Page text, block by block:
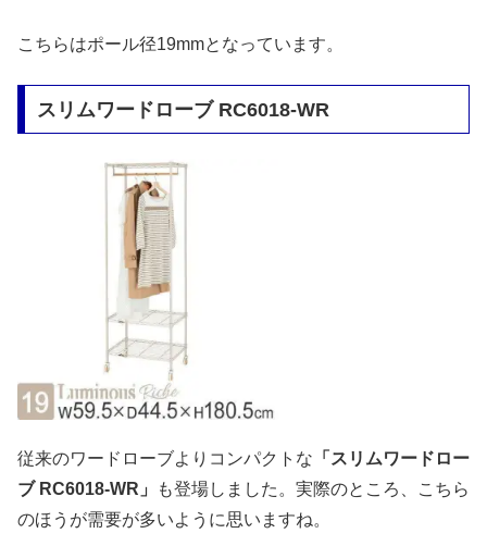
こちらはポール径19mmとなっています。
スリムワードローブ RC6018-WR
従来のワードローブよりコンパクトな 「スリムワードロー
ブ RC6018-WR」
も登場しました。実際のところ、こちら
のほうが需要が多いように思いますね。